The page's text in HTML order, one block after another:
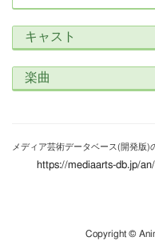
キャスト
楽曲
メディア芸術データベース(開発版
https://mediaarts-db.jp/
Copyright ©